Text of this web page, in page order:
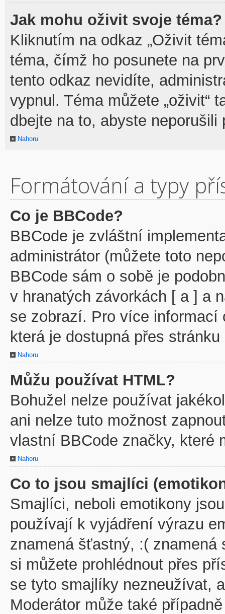
Jak mohu oživit svoje téma?
Kliknutím na odkaz „Oživit
téma, čímž ho posunete na
tento odkaz nevidíte,
vypnul. Téma můžete „oživit“
dbejte na to, abyste neporušili
Nahoru
Formátování a typy
Co je BBCode?
BBCode je zvláštní
administrátor (můžete toto
BBCode sám o sobě je
v hranatých závorkách [ a ] a
se zobrazí. Pro více informací
která je dostupná přes
Nahoru
Můžu používat HTML?
Bohužel nelze používat
ani nelze tuto možnost
vlastní BBCode značky, které
Nahoru
Co to jsou smajlíci
Smajlíci, neboli emotikony
používají k vyjádření výrazu
znamená šťastný, :(
si můžete prohlédnout přes
se tyto smajlíky nezneužívat,
Moderátor může také